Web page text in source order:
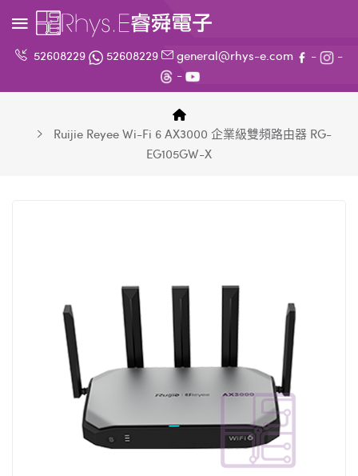
52608229 52608229 general@rhys-e.com -
-
-
Ruijie Reyee Wi-Fi 6 AX3000 企業級雙頻路由器 RG-
EG105GW-X